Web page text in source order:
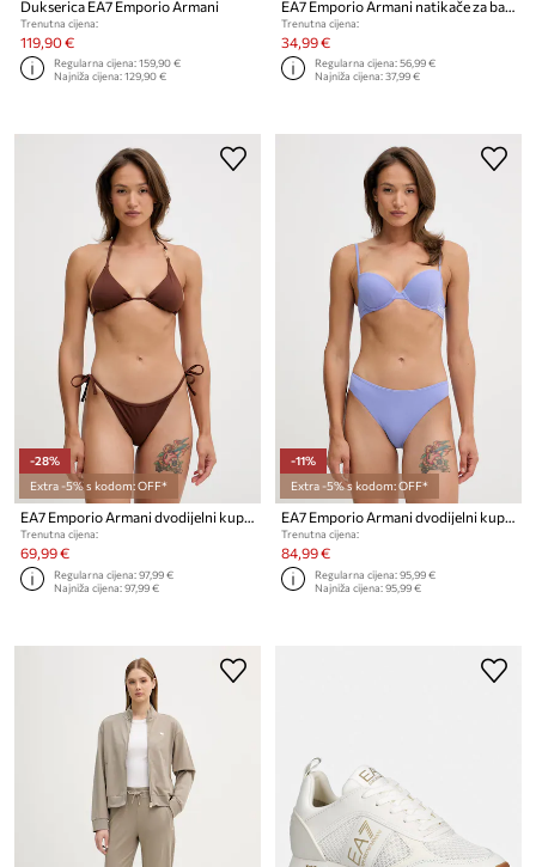
Dukserica EA7 Emporio Armani
Trenutna cijena:
119,90 €
Regularna cijena:159,90 €
Najniža cijena:129,90 €
Trenutna cijena:
34,99 €
Regularna cijena:56,99 €
Najniža cijena:37,99 €
-28%
Extra -5% s kodom: OFF*
EA7 Emporio Armani dvodijelni kupaći kostim za žene
Trenutna cijena:
69,99 €
Regularna cijena:97,99 €
Najniža cijena:97,99 €
-11%
Extra -5% s kodom: OFF*
EA7 Emporio Armani dvodijelni kupaći kostim za žene
Trenutna cijena:
84,99 €
Regularna cijena:95,99 €
Najniža cijena:95,99 €